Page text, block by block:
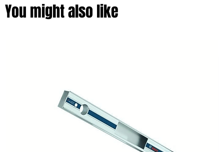
You might also like